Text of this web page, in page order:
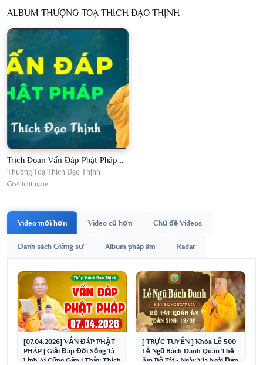
ALBUM THƯỢNG TOẠ THÍCH ĐẠO THỊNH
Trích Đoạn Vấn Đáp Phật Pháp 2026
Thượng Toạ Thích Đạo Thịnh
54 lượt nghe
Video mới hơn Video cũ hơn Chủ đề Videos
Danh sách Giảng sư Album pháp âm Radar
[07.04.2026] VẤN ĐÁP PHẬT
PHÁP | Giải Đáp Đời Sống Tâm
Linh Ai Cũng Gặp | Thầy Thích
[ TRỰC TUYẾN ] Khóa Lễ 500
Lễ Ngũ Bách Danh Quán Thế
Âm Bồ Tát - Ngày Vía Ngài Đản